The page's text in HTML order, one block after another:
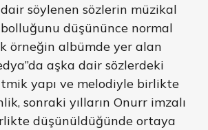
söylenen sözlerin müzikal
düşününce normal
örneğin albümde yer alan
aşka dair sözlerdeki
yapı ve melodiyle birlikte
sonraki yılların Onurr imzalı
düşünüldüğünde ortaya